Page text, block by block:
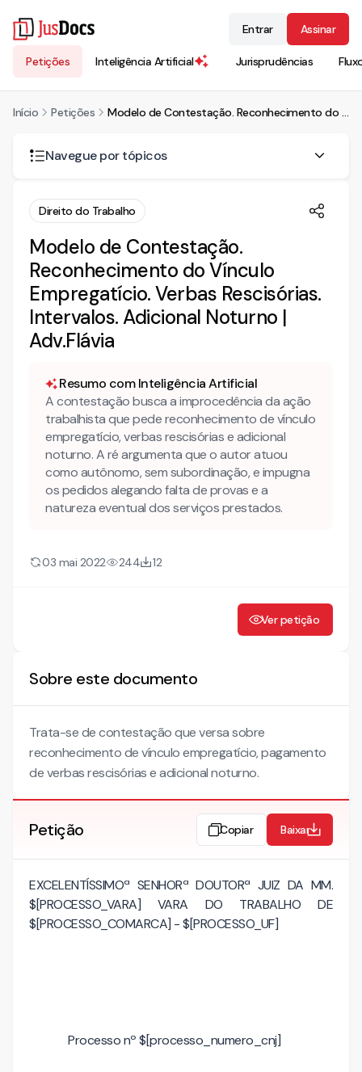
Petições Inteligência Artificial Jurisprudências
Entrar Assinar
Início Petições Modelo de Contestação. Reconhecimento do Vínculo Empregatício. Verbas Rescisórias. Intervalos. Adicional Noturno | Adv.Flávia
Navegue por tópicos
CONTESTAR
1. DA APLICABILIDADE IMEDIATA DA LEI 13.467/17
1. DO PLEITEADO VÍNCULO EMPREGATÍCIO, ANOTAÇÃO
DA CTPS E VERBAS RESCISÓRIAS
2. DA ALEGADA JORNADA EXTRAORDINÁRIA; DOS
Direito do Trabalho
Modelo de Contestação.
Reconhecimento do Vínculo
Empregatício. Verbas Rescisórias.
Intervalos. Adicional Noturno |
Adv.Flávia
Resumo com Inteligência Artificial
A contestação busca a improcedência da ação
trabalhista que pede reconhecimento de vínculo
empregatício, verbas rescisórias e adicional
noturno. A ré argumenta que o autor atuou
como autônomo, sem subordinação, e impugna
os pedidos alegando falta de provas e a
natureza eventual dos serviços prestados.
03 mai 2022 244 12
Ver petição
Sobre este documento
Trata-se de contestação que versa sobre
reconhecimento de vínculo empregatício, pagamento
de verbas rescisórias e adicional noturno.
Petição Copiar Baixar
EXCELENTÍSSIMOª SENHORª DOUTORª JUIZ DA MM.
$[PROCESSO_VARA] VARA DO TRABALHO DE
$[PROCESSO_COMARCA] - $[PROCESSO_UF]
Processo nº $[processo_numero_cnj]